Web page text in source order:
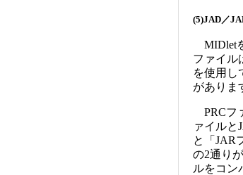
(5)JAD／
MIDlet
ファイル
を使用し
がありま
PRCフ
ァイルと
と「JAR
の2通り
ルをコン